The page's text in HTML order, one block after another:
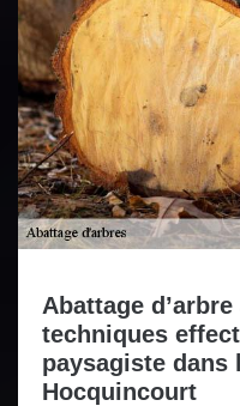
Abattage
techniques
paysagiste dans
Hocquincourt